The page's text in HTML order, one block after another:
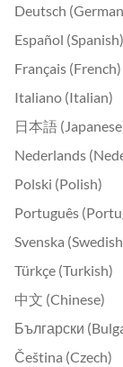
Deutsch
Español (Spanish)
Français (French)
Italiano (Italian)
日本語
Nederlands
Polski (Polish)
Português
Svenska
Türkçe (Turkish)
中文 (Chinese)
Български
Čeština (Czech)